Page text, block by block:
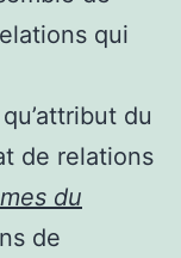
qui
du
de relations
du
de